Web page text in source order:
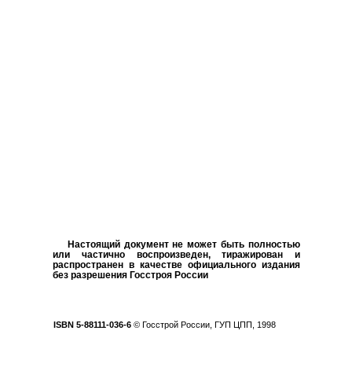
Настоящий документ не может быть полностью
или частично воспроизведен, тиражирован и
распространен в качестве официального издания
без разрешения Госстроя России
ISBN 5-88111-036-6 ©Госстрой России, ГУП ЦПП, 1998